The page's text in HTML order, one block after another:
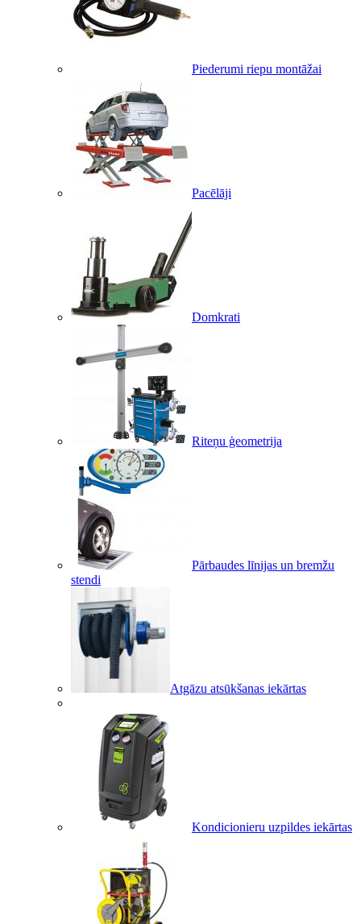
Piederumi riepu montāžai
Pacēlāji
Domkrati
Riteņu ģeometrija
Pārbaudes līnijas un bremžu
stendi
Atgāzu atsūkšanas iekārtas
Kondicionieru uzpildes iekārtas